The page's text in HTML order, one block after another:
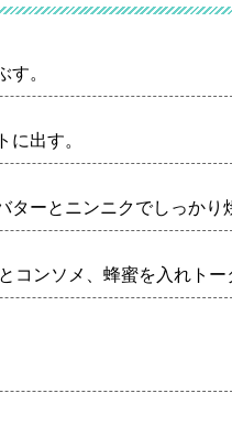
す。
に出す。
ターとニンニクでしっかり
コンソメ、蜂蜜を入れト
付